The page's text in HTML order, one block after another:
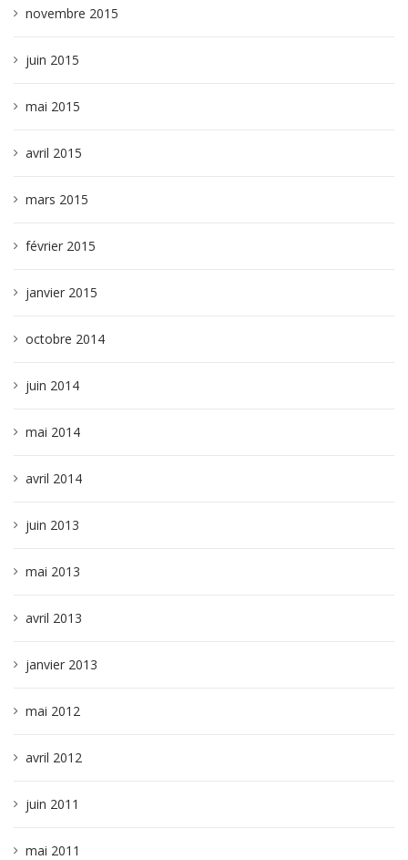
novembre 2015
juin 2015
mai 2015
avril 2015
mars 2015
février 2015
janvier 2015
octobre 2014
juin 2014
mai 2014
avril 2014
juin 2013
mai 2013
avril 2013
janvier 2013
mai 2012
avril 2012
juin 2011
mai 2011